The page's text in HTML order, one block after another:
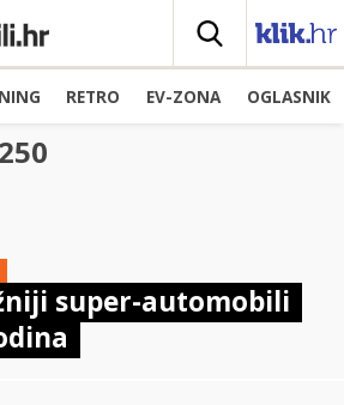
RETRO EV-ZONA OGLASNIK
super-automobili